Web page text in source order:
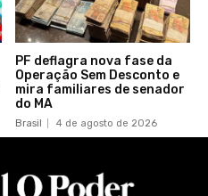
PF deflagra nova fase da
Operação Sem Desconto e
mira familiares de senador
do MA
Brasil 4 de agosto de 2026